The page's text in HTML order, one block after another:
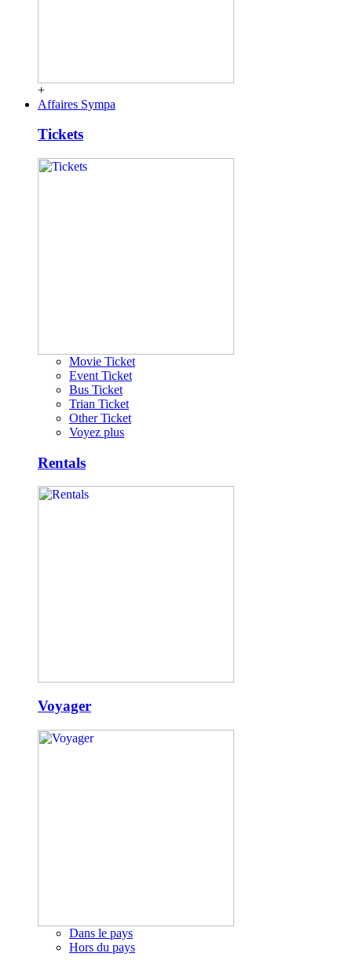
+
Affaires Sympa
Tickets
Movie Ticket
Event Ticket
Bus Ticket
Trian Ticket
Other Ticket
Voyez plus
Rentals
Voyager
Dans le pays
Hors du pays